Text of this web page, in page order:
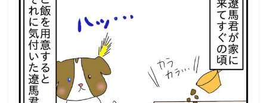
犬の幼稚園
パピーレッスン
スターターレッスン
ドッグスポーツ